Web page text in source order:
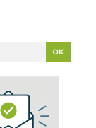
OK